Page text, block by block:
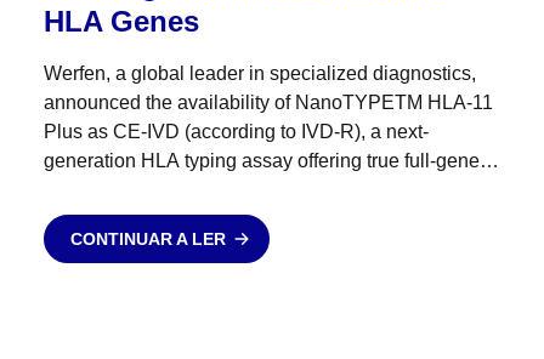
HLA Genes
Werfen, a global leader in specialized diagnostics,
announced the availability of NanoTYPETM HLA-11
Plus as CE-IVD (according to IVD-R), a next-
generation HLA typing assay offering true full-gene
classical HLA genes....
CONTINUAR A LER